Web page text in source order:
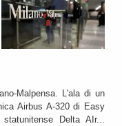
Malpensa. L'ala di un
Airbus A-320 di Easy
Delta AIr...